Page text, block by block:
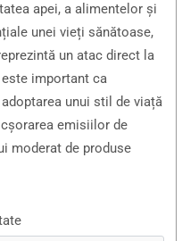
apei, a alimentelor și
unei vieți sănătoase,
un atac direct la
important ca
unui stil de viață
emisiilor de
moderat de produse